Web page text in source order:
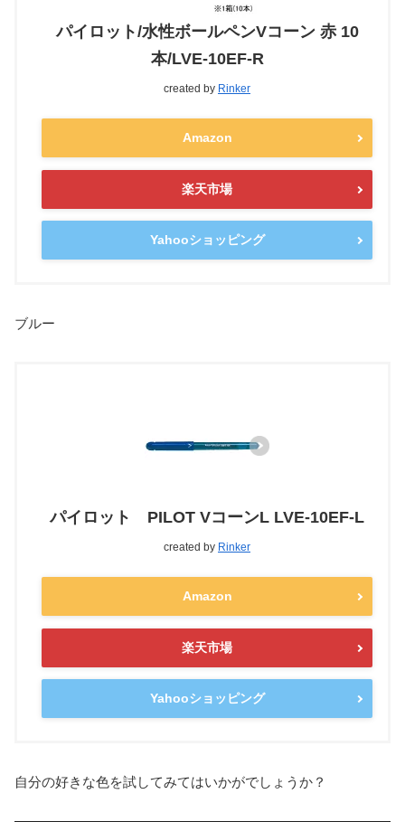
パイロット/水性ボールペンVコーン 赤 10
本/LVE-10EF-R
created by Rinker
Amazon
楽天市場
Yahooショッピング
ブルー
パイロット PILOT VコーンL LVE-10EF-L
created by Rinker
Amazon
楽天市場
Yahooショッピング
自分の好きな色を試してみてはいかがでしょうか？